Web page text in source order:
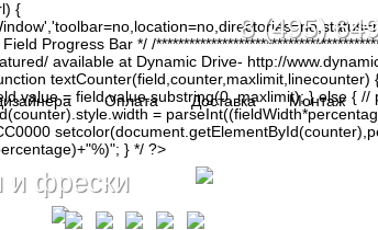
{
Progress Bar */ /
available at Dynamic Drive- http://
= field.value.substring(0, maxlimit); } else {
=
} */ ?>
и фрески
8 (495)
Оплата Доставка Монтаж